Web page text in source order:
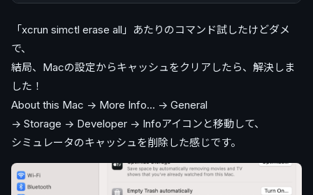
「xcrun simctl erase all」あたりのコマンド試したけどダメ
で、
結局、Macの設定からキャッシュをクリアしたら、解決しま
した！
About this Mac -> More Info... -> General
-> Storage -> Developer -> Infoアイコンと移動して、
シミュレータのキャッシュを削除した感じです。